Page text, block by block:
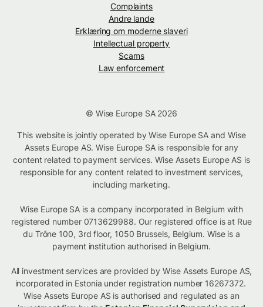
Complaints
Andre lande
Erklæring om moderne slaveri
Intellectual property
Scams
Law enforcement
© Wise Europe SA 2026
This website is jointly operated by Wise Europe SA and Wise
Assets Europe AS. Wise Europe SA is responsible for any
content related to payment services. Wise Assets Europe AS is
responsible for any content related to investment services,
including marketing.
Wise Europe SA is a company incorporated in Belgium with
registered number 0713629988. Our registered office is at Rue
du Trône 100, 3rd floor, 1050 Brussels, Belgium. Wise is a
payment institution authorised in Belgium.
All investment services are provided by Wise Assets Europe AS,
incorporated in Estonia under registration number 16267372.
Wise Assets Europe AS is authorised and regulated as an